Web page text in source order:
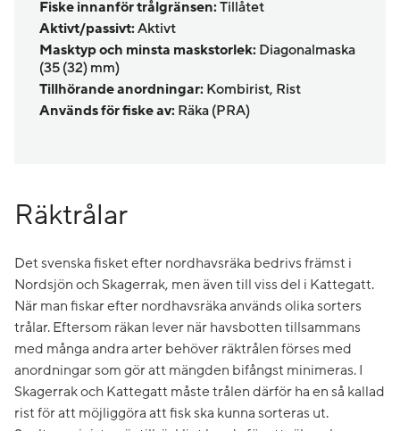
Fiske innanför trålgränsen:Tillåtet
Aktivt/passivt:Aktivt
Masktyp och minsta maskstorlek: Diagonalmaska
(35 (32) mm)
Tillhörande anordningar: Kombirist, Rist
Används för fiske av: Räka (PRA)
Räktrålar
Det svenska fisket efter nordhavsräka bedrivs främst i
Nordsjön och Skagerrak, men även till viss del i Kattegatt.
När man fiskar efter nordhavsräka används olika sorters
trålar. Eftersom räkan lever när havsbotten tillsammans
med många andra arter behöver räktrålen förses med
anordningar som gör att mängden bifångst minimeras. I
Skagerrak och Kattegatt måste trålen därför ha en så kallad
rist för att möjliggöra att fisk ska kunna sorteras ut.